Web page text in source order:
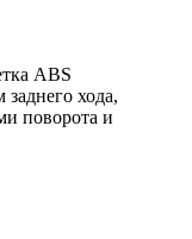
ABS
хода,
поворота и